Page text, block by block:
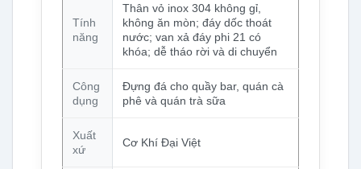
Tính
năng
Thân vỏ inox 304 không gỉ,
không ăn mòn; đáy dốc thoát
nước; van xả đáy phi 21 có
khóa; dễ tháo rời và di chuyển
Công
dụng
Đựng đá cho quầy bar, quán cà
phê và quán trà sữa
Xuất
xứ
Cơ Khí Đại Việt